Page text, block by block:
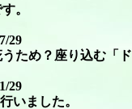
。
29
うため？座り込む「
29
いました。